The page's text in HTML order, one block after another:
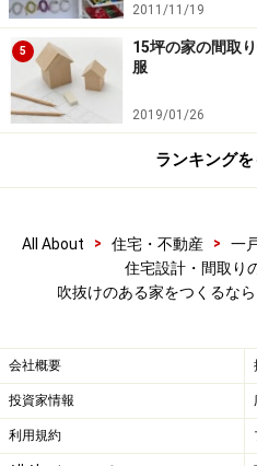
2011/11/19
5
15坪の家の間取
服
2019/01/26
ランキング
All About > 住宅・不動産 > 一
住宅設計・間取り
吹抜けのある家をつくるな
会社概要
投資家情報
利用規約